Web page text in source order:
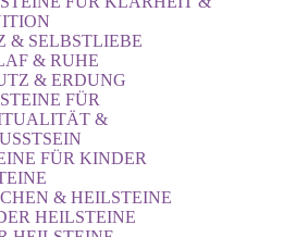
& SELBSTLIEBE
& RUHE
& ERDUNG
FÜR
&
FÜR KINDER
& HEILSTEINE
HEILSTEINE